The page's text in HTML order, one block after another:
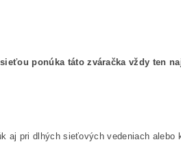
ponúka táto zváračka vždy ten
aj pri dlhých sieťových vedeniach